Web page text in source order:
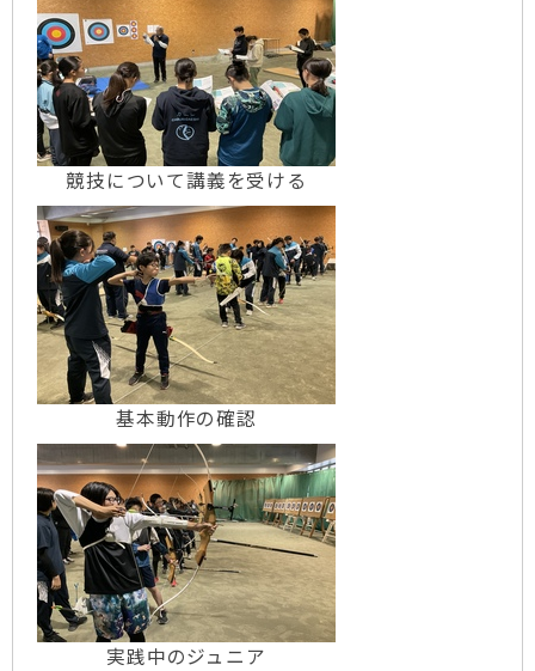
競技について講義を受ける
基本動作の確認
実践中のジュニア